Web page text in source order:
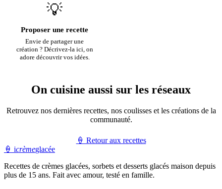
💡
Proposer une recette
Envie de partager une
création ? Décrivez-la ici, on
adore découvrir vos idées.
On cuisine aussi sur les réseaux
Retrouvez nos dernières recettes, nos coulisses et les créations de la
communauté.
🍦 Retour aux recettes
🍦 icrèmeglacée
Recettes de crèmes glacées, sorbets et desserts glacés maison depuis
plus de 15 ans. Fait avec amour, testé en famille.